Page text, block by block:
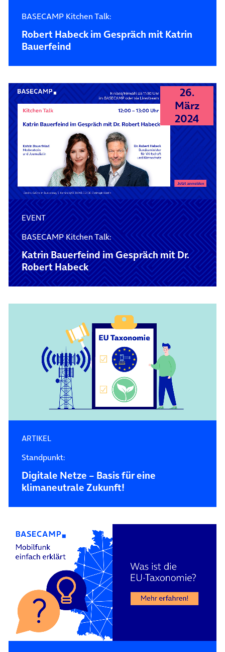
BASECAMP Kitchen Talk:
Robert Habeck im Gespräch mit Katrin
Bauerfeind
26.
März
2024
EVENT
BASECAMP Kitchen Talk:
Katrin Bauerfeind im Gespräch mit Dr.
Robert Habeck
ARTIKEL
Standpunkt:
Digitale Netze – Basis für eine
klimaneutrale Zukunft!